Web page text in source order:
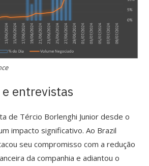
entrevistas
de Tércio Borlenghi Junior desde o
impacto significativo. Ao Brazil
seu compromisso com a redução
da companhia e adiantou o